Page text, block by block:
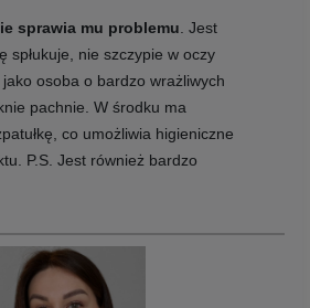
sprawia mu problemu. Jest
spłukuje, nie szczypie w oczy
osoba o bardzo wrażliwych
pachnie. W środku ma
co umożliwia higieniczne
P.S. Jest również bardzo